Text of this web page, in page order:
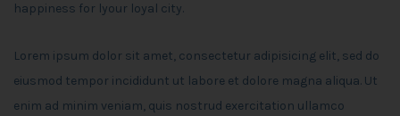
happiness for lyour loyal city.
Lorem ipsum dolor sit amet, consectetur adipisicing elit, sed do
eiusmod tempor incididunt ut labore et dolore magna aliqua. Ut
enim ad minim veniam, quis nostrud exercitation ullamco